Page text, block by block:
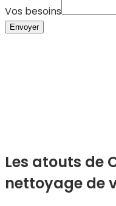
Société
Vos besoins
Envoyer
Les atouts de
nettoyage de